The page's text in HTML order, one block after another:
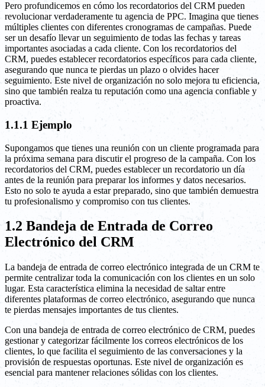
Pero profundicemos en cómo los recordatorios del CRM pueden
revolucionar verdaderamente tu agencia de PPC. Imagina que tienes
múltiples clientes con diferentes cronogramas de campañas. Puede
ser un desafío llevar un seguimiento de todas las fechas y tareas
importantes asociadas a cada cliente. Con los recordatorios del
CRM, puedes establecer recordatorios específicos para cada cliente,
asegurando que nunca te pierdas un plazo o olvides hacer
seguimiento. Este nivel de organización no solo mejora tu eficiencia,
sino que también realza tu reputación como una agencia confiable y
proactiva.
1.1.1 Ejemplo
Supongamos que tienes una reunión con un cliente programada para
la próxima semana para discutir el progreso de la campaña. Con los
recordatorios del CRM, puedes establecer un recordatorio un día
antes de la reunión para preparar los informes y datos necesarios.
Esto no solo te ayuda a estar preparado, sino que también demuestra
tu profesionalismo y compromiso con tus clientes.
1.2 Bandeja de Entrada de Correo
Electrónico del CRM
La bandeja de entrada de correo electrónico integrada de un CRM te
permite centralizar toda la comunicación con los clientes en un solo
lugar. Esta característica elimina la necesidad de saltar entre
diferentes plataformas de correo electrónico, asegurando que nunca
te pierdas mensajes importantes de tus clientes.
Con una bandeja de entrada de correo electrónico de CRM, puedes
gestionar y categorizar fácilmente los correos electrónicos de los
clientes, lo que facilita el seguimiento de las conversaciones y la
provisión de respuestas oportunas. Este nivel de organización es
esencial para mantener relaciones sólidas con los clientes.